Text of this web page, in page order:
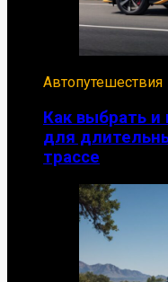
Автопутешествия
Как выбрать и
для
трассе